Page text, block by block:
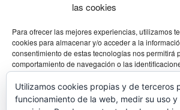
las cookies
Para ofrecer las mejores experiencias, utilizamos
cookies para almacenar y/o acceder a la
consentimiento de estas tecnologías nos permitirá
comportamiento de navegación o las
No consentir o retirar el consentimiento, puede
ciertas características y funciones.
Gestionar los servicios
Productos
Selecciona una categoría
Utilizamos cookies propias y de terceros
funcionamiento de la web, medir su uso